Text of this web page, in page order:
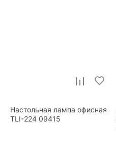
Настольная лампа офисная
TLI-224 09415